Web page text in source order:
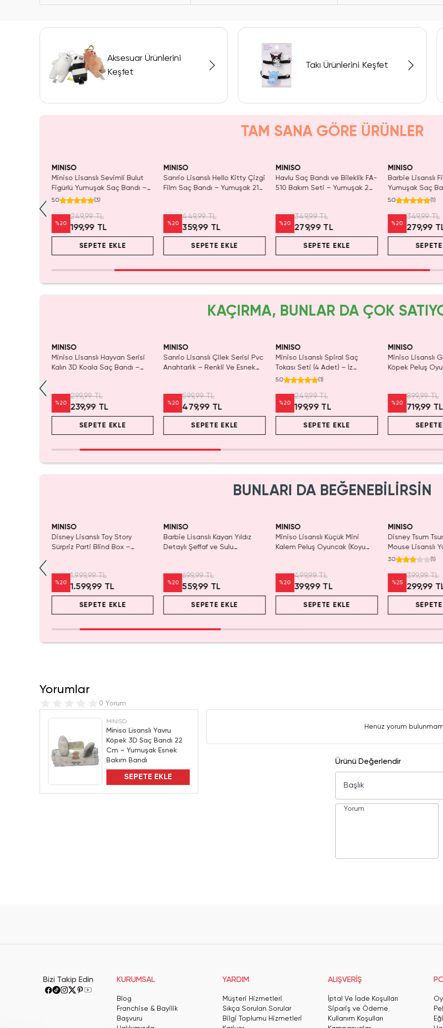
Aksesuar Ürünlerini
Keşfet
Takı Ürünlerini Keşfet
TAM SANA GÖRE ÜRÜNLER
MINISO
Miniso Lisanslı Sevimli Bulut
Figürlü Yumuşak Saç Bandı –
Konforlu ve Esnek Tasarım 16
5.0 (3)
%20
249,99 TL
199,99 TL
SEPETE EKLE
MINISO
Sanrio Lisanslı Hello Kitty Çizgi
Film Saç Bandı – Yumuşak 21
%20
449,99 TL
359,99 TL
SEPETE EKLE
MINISO
Havlu Saç Bandı ve Bileklik FA-
510 Bakım Seti – Yumuşak 2
%20
349,99 TL
279,99 TL
SEPETE EKLE
MINISO
Barbie Lisanslı
Yumuşak Saç
ve Konforlu
5.0 (1)
%20
349,99 TL
279,99
KAÇIRMA, BUNLAR DA ÇOK
MINISO
Miniso Lisanslı Hayvan Serisi
Kalın 3D Koala Saç Bandı –
%20
299,99 TL
239,99 TL
SEPETE EKLE
MINISO
Sanrio Lisanslı Çilek Serisi Pvc
Anahtarlık – Renkli Ve Esnek
%20
599,99 TL
479,99 TL
SEPETE EKLE
MINISO
Miniso Lisanslı Spiral Saç
Tokası Seti (4 Adet) – İz
Bırakmayan & Esnek Saç
5.0 (1)
%20
249,99 TL
199,99 TL
SEPETE EKLE
MINISO
Miniso Lisanslı
Köpek Peluş
%20
899,99 TL
719,99 TL
BUNLARI DA BEĞENEBİLİRSİN
MINISO
Disney Lisanslı Toy Story
Sürpriz Parti Blind Box –
%20
1.999,99 TL
1.599,99 TL
SEPETE EKLE
MINISO
Barbie Lisanslı Kayan Yıldız
Detaylı Şeffaf ve Sulu
%20
699,99 TL
559,99 TL
SEPETE EKLE
MINISO
Miniso Lisanslı Küçük Mini
Kalem Peluş Oyuncak (Koyu
%20
499,99 TL
399,99 TL
SEPETE EKLE
MINISO
Disney Tsum
Mouse Lisanslı
Mini Saklama
3.0 (1)
%25
399,99 TL
299,99
Yorumlar
0 Yorum
MINISO
Miniso Lisanslı Yavru
Köpek 3D Saç Bandı 22
Cm – Yumuşak Esnek
Bakım Bandı
SEPETE EKLE
Henüz yorum
Ürünü Değerlendir
Bizi Takip Edin KURUMSAL
Blog
Franchise & Bayilik
Başvuru
YARDIM
Müşteri Hizmetleri
Sıkça Sorulan Sorular
Bilgi Toplumu Hizmetleri
ALIŞVERİŞ
İptal Ve İade Koşulları
Sipariş ve Ödeme
Kullanım Koşulları